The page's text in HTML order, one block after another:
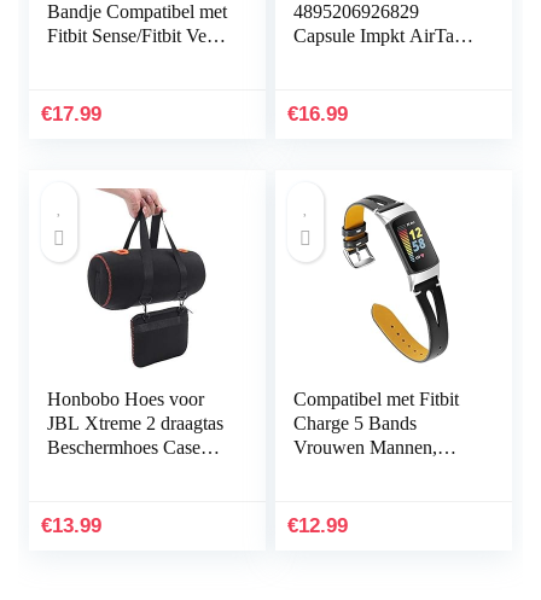
Bandje Compatibel met
Fitbit Sense/Fitbit Versa
Compatibel met Fitbit
€17.99
4895206926829
Capsule Impkt AirTags
€16.99
Honbobo Hoes voor
JBL Xtreme 2 draagtas
Beschermhoes Case
& oplader
€13.99
Compatibel met Fitbit
Charge 5 Bands
Vrouwen Mannen,
Horlogeband
€12.99